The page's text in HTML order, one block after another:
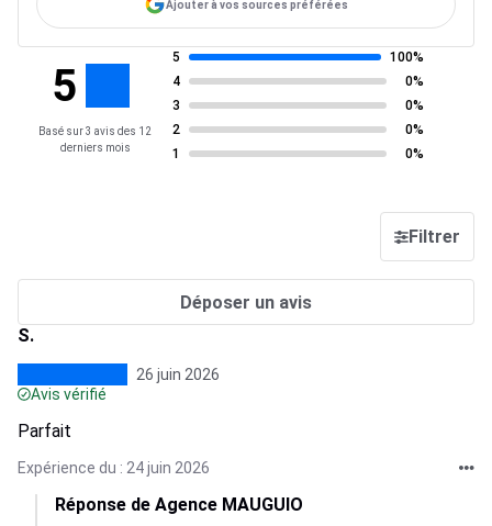
Ajouter à vos sources préférées
5
Basé sur 3 avis des 12
derniers mois
5
100%
4
0%
3
0%
2
0%
1
0%
Filtrer
Déposer un avis
S.
26 juin 2026
Avis vérifié
Parfait
Expérience du : 24 juin 2026
Réponse de Agence MAUGUIO